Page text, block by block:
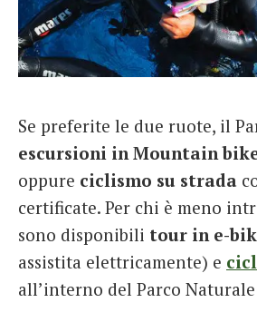
Se preferite le due ruote, il
escursioni in Mountain
oppure ciclismo su strada
certificate. Per chi è meno
sono disponibili tour in e-
assistita elettricamente) e
all’interno del Parco